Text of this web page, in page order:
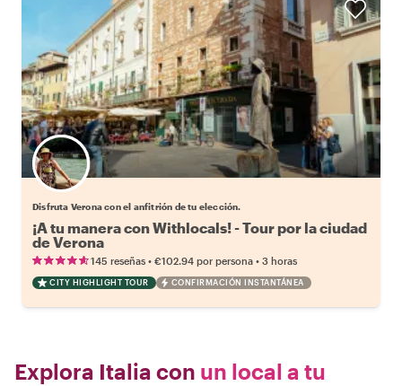
Elige tu local favorito
Disfruta Verona con el anfitrión de tu elección.
¡A tu manera con Withlocals! - Tour por la ciudad
de Verona
145 reseñas • €102.94 por persona • 3 horas
CITY HIGHLIGHT TOUR CONFIRMACIÓN INSTANTÁNEA
Explora Italia con un local a tu